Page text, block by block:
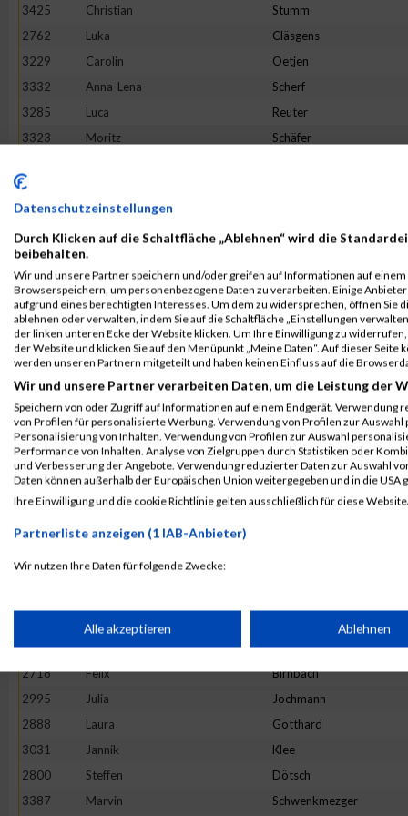
3425
Christian Stumm
2762
Luka Cläsgens
3229
Carolin Oetjen
3332
Anna-Lena Scherf
3285
Luca Reuter
3323
Moritz Schäfer
2850
3513
Petra
3256
Louis Pohle
3465
Maurice Voss
3392
Sonja Siebenborn
3270
Marike Reger
3149
Mario Martini
2656
Mischka Anastasini
3328
Fabian Scheel
2879
Eva Gleis
2897
Lara Grinzoff
2934
Claudius Helf
2676
Ellen
Sascha
3111
Kai Leibisch
2718
Felix Birnbach
2995
Julia Jochmann
2888
Laura Gotthard
3031
Jannik Klee
2800
Steffen Dötsch
3387
Marvin Schwenkmezger
Datenschutzeinstellungen
Durch Klicken auf die Schaltfläche „Ablehnen“ wird die
beibehalten.
Wir und unsere Partner speichern und/oder greifen auf Informationen auf einem
Browserspeichern, um personenbezogene Daten zu verarbeiten. Einige
aufgrund eines berechtigten Interesses. Um dem zu widersprechen, öffnen Sie
ablehnen oder verwalten, indem Sie auf die Schaltfläche „Einstellungen
der linken unteren Ecke der Website klicken. Um Ihre Einwilligung zu
der Website und klicken Sie auf den Menüpunkt „Meine Daten“. Auf dieser
werden unseren Partnern mitgeteilt und haben keinen Einfluss auf die
Wir und unsere Partner verarbeiten Daten, um die Leistung der
Speichern von oder Zugriff auf Informationen auf einem Endgerät. Verwendung
von Profilen für personalisierte Werbung. Verwendung von Profilen zur
Personalisierung von Inhalten. Verwendung von Profilen zur Auswahl
Performance von Inhalten. Analyse von Zielgruppen durch Statistiken oder
und Verbesserung der Angebote. Verwendung reduzierter Daten zur Auswahl
Daten können außerhalb der Europäischen Union weitergegeben und in die USA
Ihre Einwilligung und die cookie Richtlinie gelten ausschließlich für diese
Partnerliste anzeigen (1 IAB-Anbieter)
Wir nutzen Ihre Daten für folgende Zwecke:
Speichern von oder Zugriff auf Informationen auf einem
Verwendung reduzierter Daten zur Auswahl von Werbeanzeigen
Verwendung von Profilen zur Auswahl personalisierter Werbung
Alle akzeptieren Ablehnen